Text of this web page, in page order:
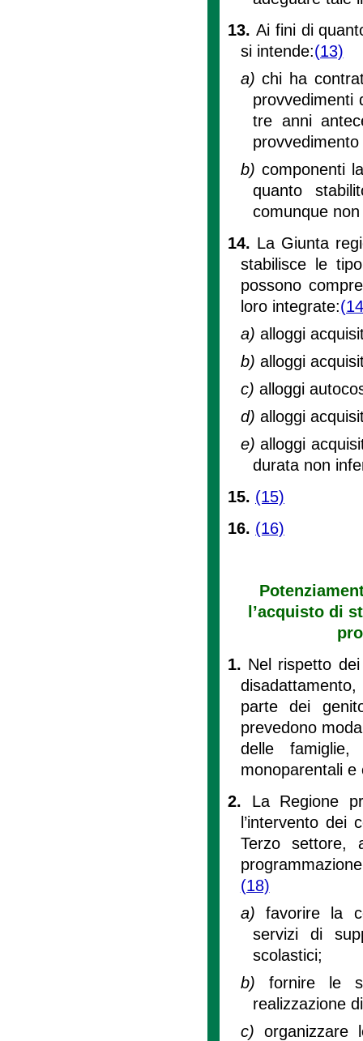
13. Ai fini di
si intende:(13)
a)chi ha
provvedimenti
tre anni
b) componenti
quanto
comunque
14. La Giunta
stabilisce le
possono
loro integrate:
a) alloggi
b) alloggi
c) alloggi
d) alloggi
e)alloggi
durata non
15. (15)
16. (16)
l’acquisto di
1. Nel rispetto
parte dei
prevedono
delle
monoparentali
2. La Regione
l’intervento
Terzo settore,
(18)
a) favorire la
servizi di
scolastici;
b) fornire le
realizzazione
c) organizzare